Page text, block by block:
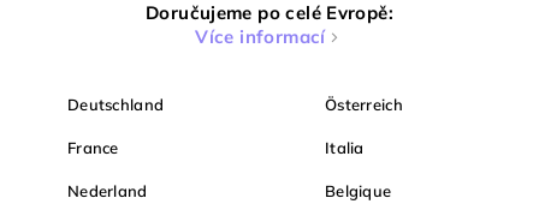
Doručujeme po celé Evropě:
Více informací
Deutschland Österreich
France Italia
Nederland Belgique